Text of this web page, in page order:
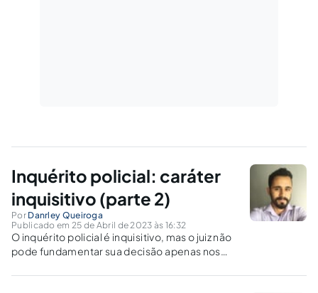
Inquérito policial: caráter
inquisitivo (parte 2)
Por Danrley Queiroga
Publicado em 25 de Abril de 2023 às 16:32
O inquérito policial é inquisitivo, mas o juiz não
pode fundamentar sua decisão apenas nos
provas cautelares, não repetíveis e